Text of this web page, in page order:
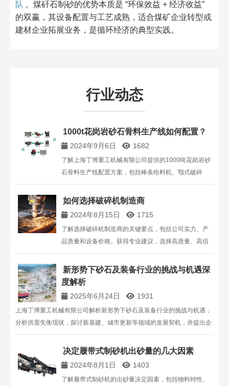
队 。煤矸石制砂的优势本质是 “环保效益 + 经济收益”
的双赢，其设备配置与工艺成熟，适合煤矿企业转型或
建材企业拓展业务，是循环经济的典型实践。
行业动态
1000t花岗岩砂石骨料生产线如何配置？
2024年9月6日 1682
了解上海丁博重工机械有限公司提供的1000吨花岗岩砂
石骨料生产线配置方案，包括棒条给料机、颚式破碎
机、圆锥破碎机、振动筛等设备的选择和搭配。
如何选择破碎机制造商
2024年8月15日 1715
了解选择破碎机制造商的关键要点，包括公司实力、产
品质量和设备价格。获得专业建议，选择高质量、高信
誉的破碎机厂家，确保设备性能和性价比。
新形势下砂石及装备行业的挑战与机遇深
度解析
2025年6月24日 1931
上海丁博重工机械有限公司解析新形势下砂石及装备行业的挑战与机遇，
分析供需失衡现状，探讨新基建、城市更新等领域的发展契机，并提出企
业破局路径，助力行业转型升级 。
决定履带式制砂机出砂量的几大因素
2024年8月1日 1403
了解履带式制砂机的出砂量决定因素，包括物料特性、